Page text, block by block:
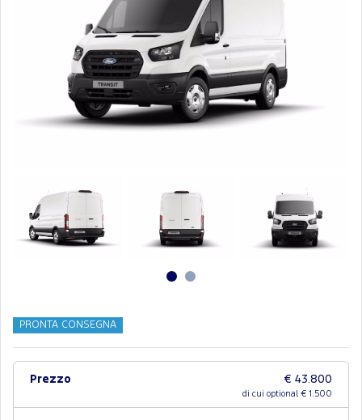
PRONTA CONSEGNA
Prezzo € 43.800
di cui optional € 1.500